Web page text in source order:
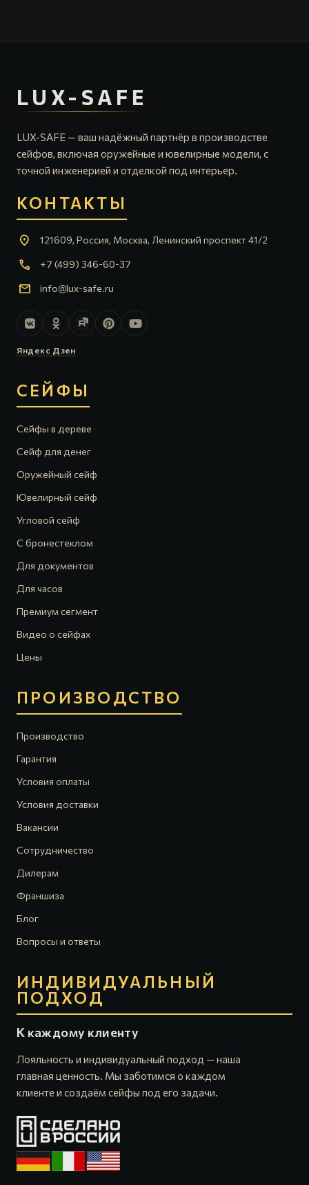
LUX-SAFE
LUX-SAFE — ваш надёжный партнёр в производстве
сейфов, включая оружейные и ювелирные модели, с
точной инженерией и отделкой под интерьер.
КОНТАКТЫ
location_on 121609, Россия, Москва, Ленинский проспект 41/2
call +7 (499) 346-60-37
mail info@lux-safe.ru
Яндекс Дзен
СЕЙФЫ
Сейфы в дереве
Сейф для денег
Оружейный сейф
Ювелирный сейф
Угловой сейф
С бронестеклом
Для документов
Для часов
Премиум сегмент
Видео о сейфах
Цены
ПРОИЗВОДСТВО
Производство
Гарантия
Условия оплаты
Условия доставки
Вакансии
Сотрудничество
Дилерам
Франшиза
Блог
Вопросы и ответы
ИНДИВИДУАЛЬНЫЙ
ПОДХОД
К каждому клиенту
Лояльность и индивидуальный подход — наша
главная ценность. Мы заботимся о каждом
клиенте и создаём сейфы под его задачи.